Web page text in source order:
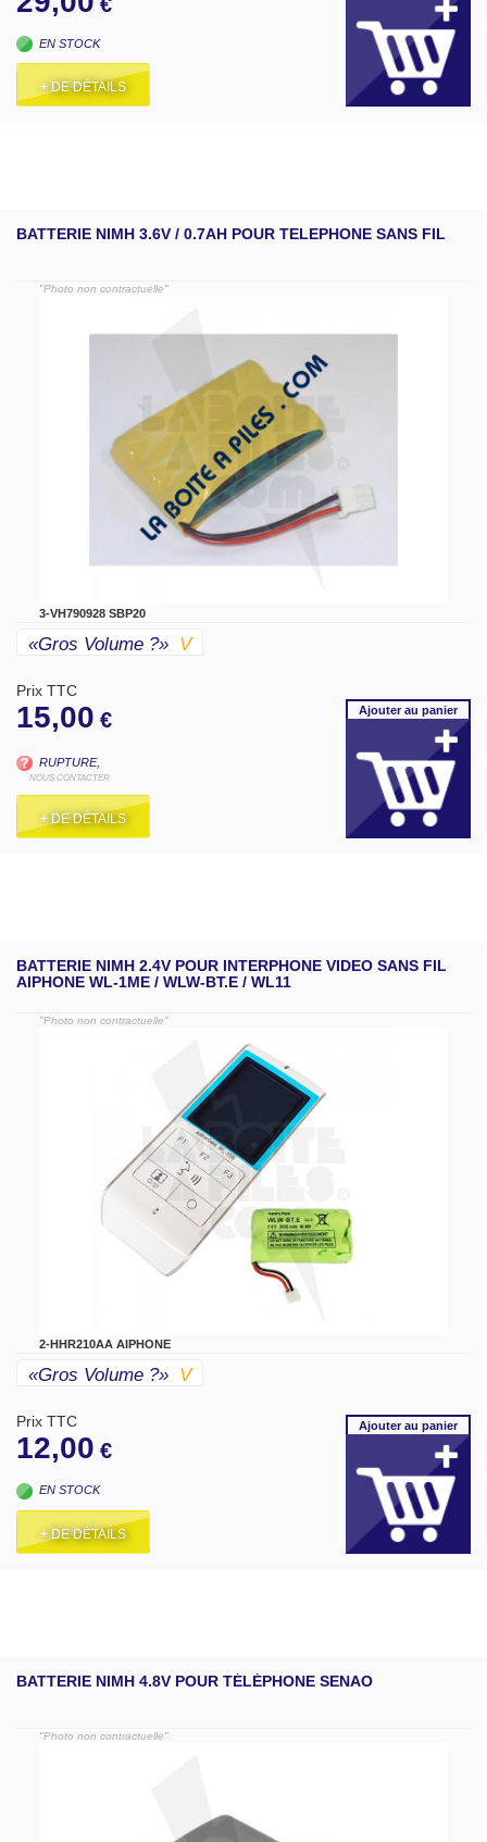
EN STOCK
+ DE DÉTAILS
BATTERIE NIMH 3.6V / 0.7AH POUR TELEPHONE SANS FIL
"Photo non contractuelle"
3-VH790928 SBP20
«gros Volume ?» V
Prix TTC
15,00 €
RUPTURE,
NOUS CONTACTER
+ DE DÉTAILS
Ajouterau panier
BATTERIE NIMH 2.4V POUR INTERPHONE VIDEO SANS FIL
AIPHONE WL-1ME / WLW-BT.E / WL11
"Photo non contractuelle"
2-HHR210AA AIPHONE
«gros Volume ?» V
Prix TTC
12,00 €
EN STOCK
+ DE DÉTAILS
Ajouterau panier
BATTERIE NIMH 4.8V POUR TÉLÉPHONE SENAO
"Photo non contractuelle"